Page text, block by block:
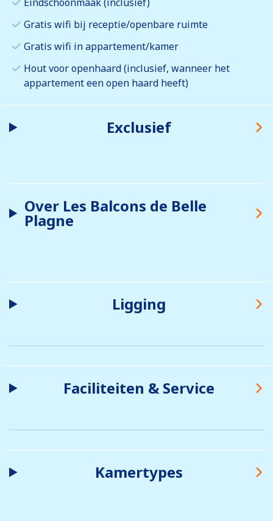
Gratis wifi bij receptie/openbare ruimte
Gratis wifi in appartement/kamer
Hout voor openhaard (inclusief, wanneer het
appartement een open haard heeft)
Exclusief
Over Les Balcons de Belle
Plagne
Ligging
Faciliteiten & Service
Kamertypes